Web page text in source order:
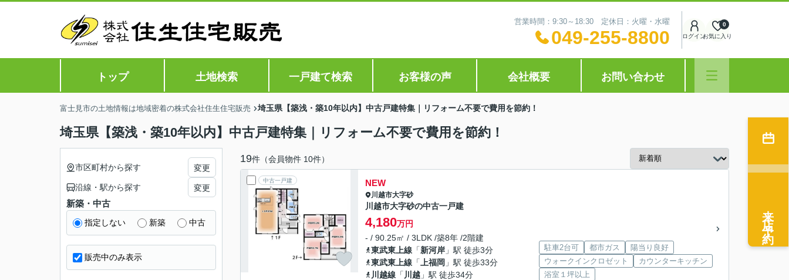
営業時間：9:30～18:30 定休日：火曜・水曜
049-255-8800 ログインお気に入り
0
トップ 土地検索 一戸建て検索 お客様の声 会社概要 お問い合わせ
富士見市の土地情報は地域密着の株式会社住生住宅販売 埼玉県【築浅・築10年以内】中古戸建特集｜リフォーム不要で費用を節約！
埼玉県【築浅・築10年以内】中古戸建特集｜リフォーム不要で費用を節約！
19件（会員物件 10件）
中古一戸建 NEW
川越市大字砂
川越市大字砂の中古一戸建
4,180万円
- / 90.25㎡ / 3LDK /築8年 /2階建
東武東上線 「新河岸 」駅 徒歩3分
東武東上線 「 上福岡 」駅 徒歩33分
川越線 「 川越 」駅 徒歩34分
駐車2台可 都市ガス
陽当り良好
ウォークインクロゼット
カウンターキッチン
浴室１坪以上
市区町村から探す 変更
沿線・駅から探す 変更
新築・中古
指定しない 新築 中古
販売中のみ表示
来店予約